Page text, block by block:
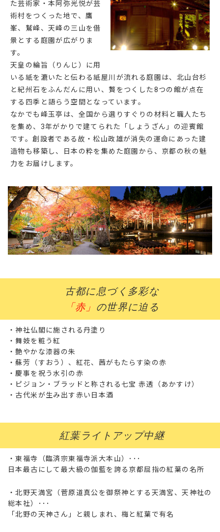
た芸術家・本阿弥光悦が芸
術村をつくった地で、鷹
峯、鷲峰、天峰の三山を借
景とする庭園が広がりま
す。
天皇の綸旨（りんじ）に用
いる紙を漉いたと伝わる紙屋川が流れる庭園は、北山台杉
と紀州石をふんだんに用い、贅をつくした8つの館が点在
する四季と語らう空間となっています。
なかでも峰玉亭は、全国から選りすぐりの材料と職人たち
を集め、3年がかりで建てられた「しょうざん」の迎賓館
です。創設者である故・松山政雄が消失の運命にあった建
造物も移築し、日本の粋を集めた庭園から、京都の秋の魅
力をお届けします。
古都に息づく多彩な
「赤」 の世界に迫る
・神社仏閣に施される丹塗り
・舞妓を粧う紅
・艶やかな漆器の朱
・蘇芳（すおう）、紅花、茜がもたらす染の赤
・慶事を祝う水引の赤
・ピジョン・ブラッドと称される七宝 赤透（あかすけ）
・古代米が生み出す赤い日本酒
紅葉ライトアップ中継
・東福寺（臨済宗東福寺派大本山）･･･
日本最古にして最大級の伽藍を誇る京都屈指の紅葉の名所
・北野天満宮（菅原道真公を御祭神とする天満宮、天神社の
総本社）･･･
「北野の天神さん」と親しまれ、梅と紅葉で有名